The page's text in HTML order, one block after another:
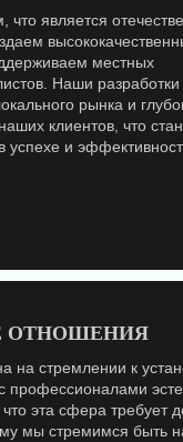
что является
местных
Наши разработки
рынка и
клиентов, что
успехе и
ОТНОШЕНИЯ
на стремлении к
профессионалами
эта сфера требует
мы стремимся быть